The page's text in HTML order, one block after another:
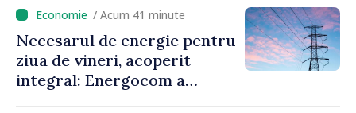
/ Acum 41 minute
Necesarul de energie pentru
ziua de vineri, acoperit
integral: Energocom a